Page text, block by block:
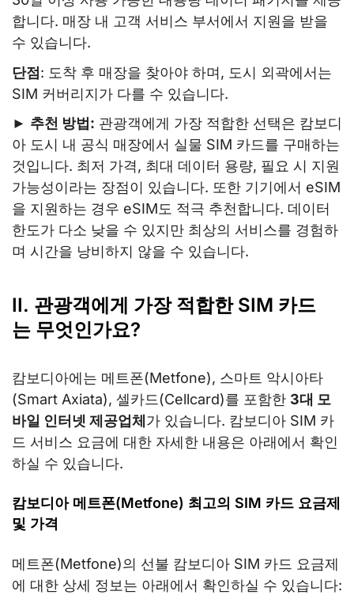
합니다. 매장 내 고객 서비스 부서에서 지원을 받을
수 있습니다.
단점: 도착 후 매장을 찾아야 하며, 도시 외곽에서는
SIM 커버리지가 다를 수 있습니다.
► 추천 방법: 관광객에게 가장 적합한 선택은 캄보디
아 도시 내 공식 매장에서 실물 SIM 카드를 구매하는
것입니다. 최저 가격, 최대 데이터 용량, 필요 시 지원
가능성이라는 장점이 있습니다. 또한 기기에서 eSIM
을 지원하는 경우 eSIM도 적극 추천합니다. 데이터
한도가 다소 낮을 수 있지만 최상의 서비스를 경험하
며 시간을 낭비하지 않을 수 있습니다.
II. 관광객에게 가장 적합한 SIM 카드
는 무엇인가요?
캄보디아에는 메트폰(Metfone), 스마트 악시아타
(Smart Axiata), 셀카드(Cellcard)를 포함한 3대 모
바일 인터넷 제공업체 가 있습니다. 캄보디아 SIM 카
드 서비스 요금에 대한 자세한 내용은 아래에서 확인
하실 수 있습니다.
캄보디아 메트폰(Metfone) 최고의 SIM 카드 요금제
및 가격
메트폰(Metfone)의 선불 캄보디아 SIM 카드 요금제
에 대한 상세 정보는 아래에서 확인하실 수 있습니다: